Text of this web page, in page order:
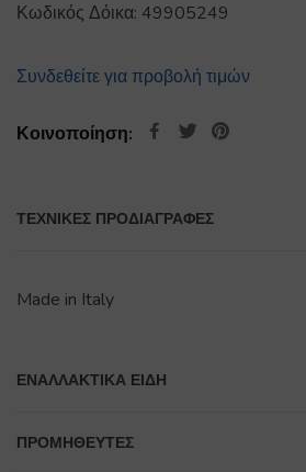
Κωδικός Δόικα: 49905249
Συνδεθείτε για προβολή τιμών
Κοινοποίηση:
ΤΕΧΝΙΚΕΣ ΠΡΟΔΙΑΓΡΑΦΕΣ
Made in Italy
ΕΝΑΛΛΑΚΤΙΚΆ ΕΊΔΗ
ΠΡΟΜΗΘΕΥΤΕΣ